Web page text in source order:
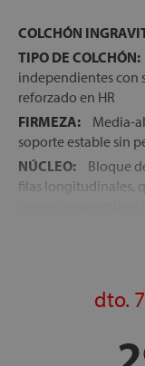
COLCHÓN
TIPO DE COLCHÓN:
independientes con
reforzado en HR
FIRMEZA:
Media-
soporte estable sin
NÚCLEO:
Bloque
filas longitudinales,
densidad con
TEJIDO EXTERIOR:
tratamiento Viral
higiénico y saludable
dto.